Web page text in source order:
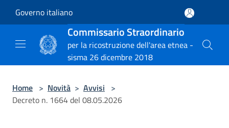
Governo italiano
Commissario Straordinario
per la ricostruzione dell'area etnea -
sisma 26 dicembre 2018
Home > Novità > Avvisi >
Decreto n. 1664 del 08.05.2026